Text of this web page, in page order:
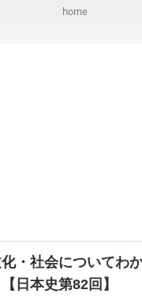
home
・社会についてわ
日本史第82回】